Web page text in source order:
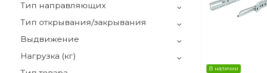
В наличии
Тип направляющих
Тип открывания/закрывания
Выдвижение
Нагрузка (кг)